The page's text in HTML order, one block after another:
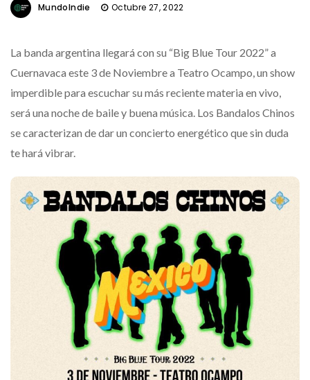
MundoIndie Octubre 27, 2022
La banda argentina llegará con su “Big Blue Tour 2022” a
Cuernavaca este 3 de Noviembre a Teatro Ocampo, un show
imperdible para escuchar su más reciente materia en vivo,
será una noche de baile y buena música. Los Bandalos Chinos
se caracterizan de dar un concierto energético que sin duda
te hará vibrar.